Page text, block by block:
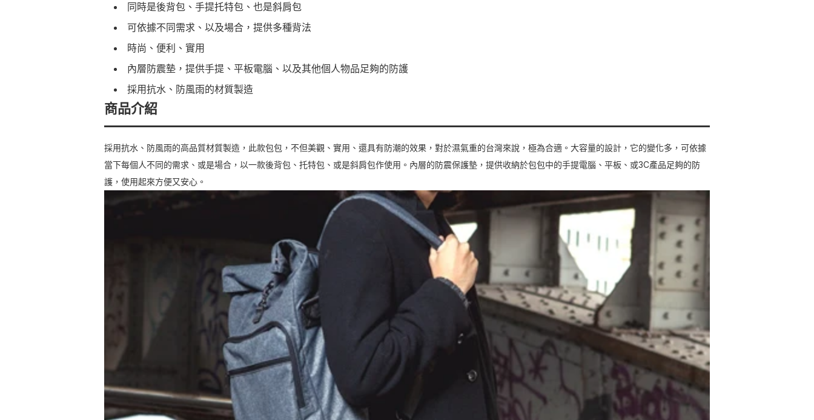
同時是後背包、手提托特包、也是斜肩包
可依據不同需求、以及場合，提供多種背法
時尚、便利、實用
內層防震墊，提供手提、平板電腦、以及其他個人物品足夠的防護
採用抗水、防風雨的材質製造
商品介紹
採用抗水、防風雨的高品質材質製造，此款包包，不但美觀、實用、還具有防潮的效果，對於濕氣重的台灣來說，極為合適。大容量的設計，它的變化多，可依據
當下每個人不同的需求、或是場合，以一款後背包、托特包、或是斜肩包作使用。內層的防震保護墊，提供收納於包包中的手提電腦、平板、或3C產品足夠的防
護，使用起來方便又安心。